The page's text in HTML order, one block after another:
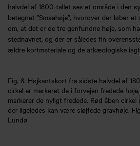
halvdel af 1800-tallet ses et område i den
betegnet ”Smaahøje”, hvorover der løber
om, at det er de tre genfundne høje, som
stednavnet, og der er således fin
ældre kortmateriale og de arkæologiske
Fig. 6. Højkantskort fra sidste halvdel af
cirkel er markeret de i forvejen fredede
markerer de nyligt fredede. Rød åben cirkel
der ligeledes kan være sløjfede gravhøje.
Lundø